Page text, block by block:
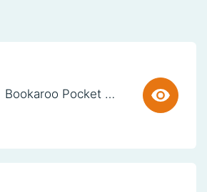
Bookaroo Pocket Notebook (A6) - CREAM